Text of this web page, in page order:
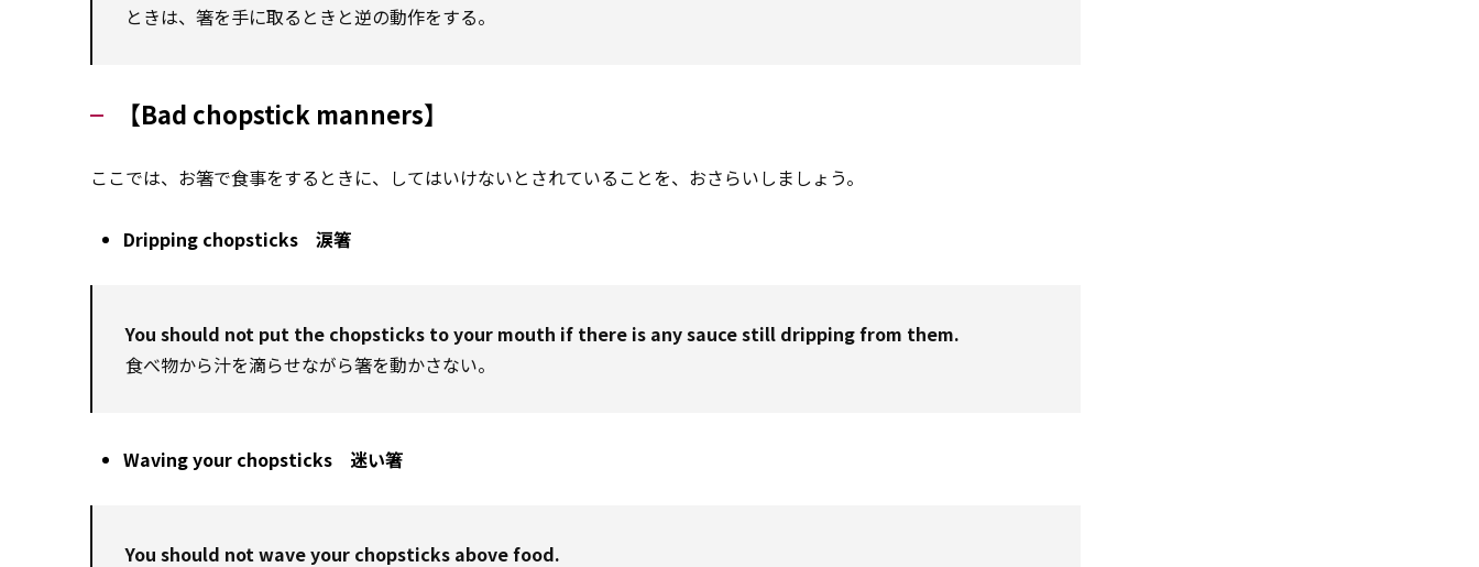
ときは、箸を手に取るときと逆の動作をする。
【Bad chopstick manners】
ここでは、お箸で食事をするときに、してはいけないとされていることを、おさらいしましょう。
Dripping chopsticks 涙箸
You should not put the chopsticks to your mouth if there is any sauce still dripping from them.
食べ物から汁を滴らせながら箸を動かさない。
Waving your chopsticks 迷い箸
You should not wave your chopsticks above food.